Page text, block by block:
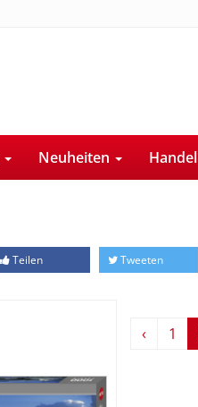
Neuheiten Handel
Teilen Tweeten
‹ 1